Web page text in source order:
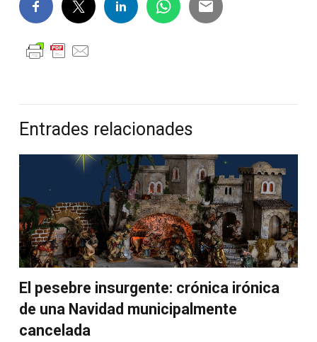
Entrades relacionades
El pesebre insurgente: crónica irónica
de una Navidad municipalmente
cancelada